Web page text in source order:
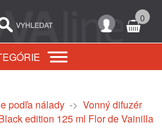
0
podľa nálady-> Vonný difuzér
edition 125 ml Flor de Vainilla